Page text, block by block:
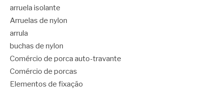
arruela isolante
Arruelas de nylon
arrula
buchas de nylon
Comércio de porca auto-travante
Comércio de porcas
Elementos de fixação